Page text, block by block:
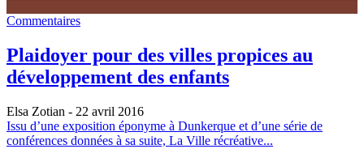
Commentaires
Plaidoyer pour des villes propices au
développement des enfants
Elsa Zotian - 22 avril 2016
Issu d’une exposition éponyme à Dunkerque et d’une série de
conférences données à sa suite, La Ville récréative...